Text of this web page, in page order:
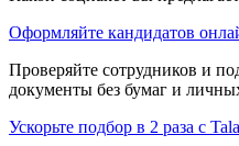
Оформляйте кандидатов
Проверяйте сотрудников и
документы без бумаг и
Ускорьте подбор в 2 раза с